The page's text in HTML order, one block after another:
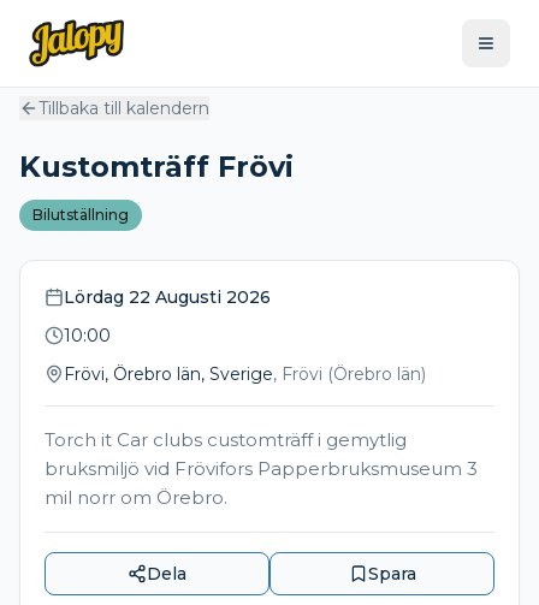
Tillbaka till kalendern
Kustomträff Frövi
Bilutställning
Lördag 22 Augusti 2026
10:00
Frövi, Örebro län, Sverige, Frövi (Örebro län)
Torch it Car clubs customträff i gemytlig
bruksmiljö vid Frövifors Papperbruksmuseum 3
mil norr om Örebro.
Dela Spara